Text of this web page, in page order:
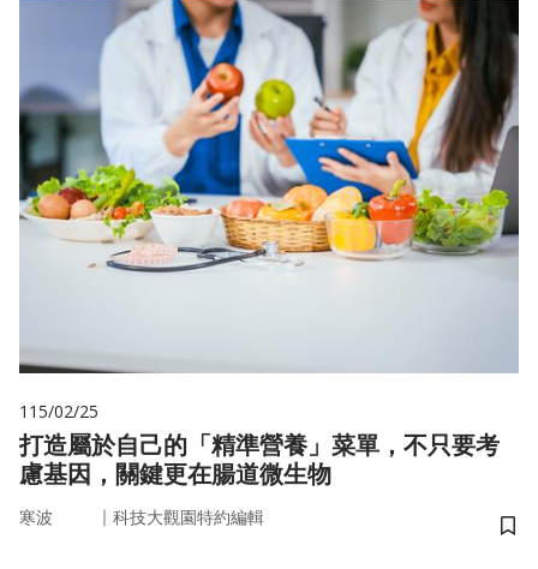
115/02/25
打造屬於自己的「精準營養」菜單，不只要考
慮基因，關鍵更在腸道微生物
寒波 ｜ 科技大觀園特約編輯
儲